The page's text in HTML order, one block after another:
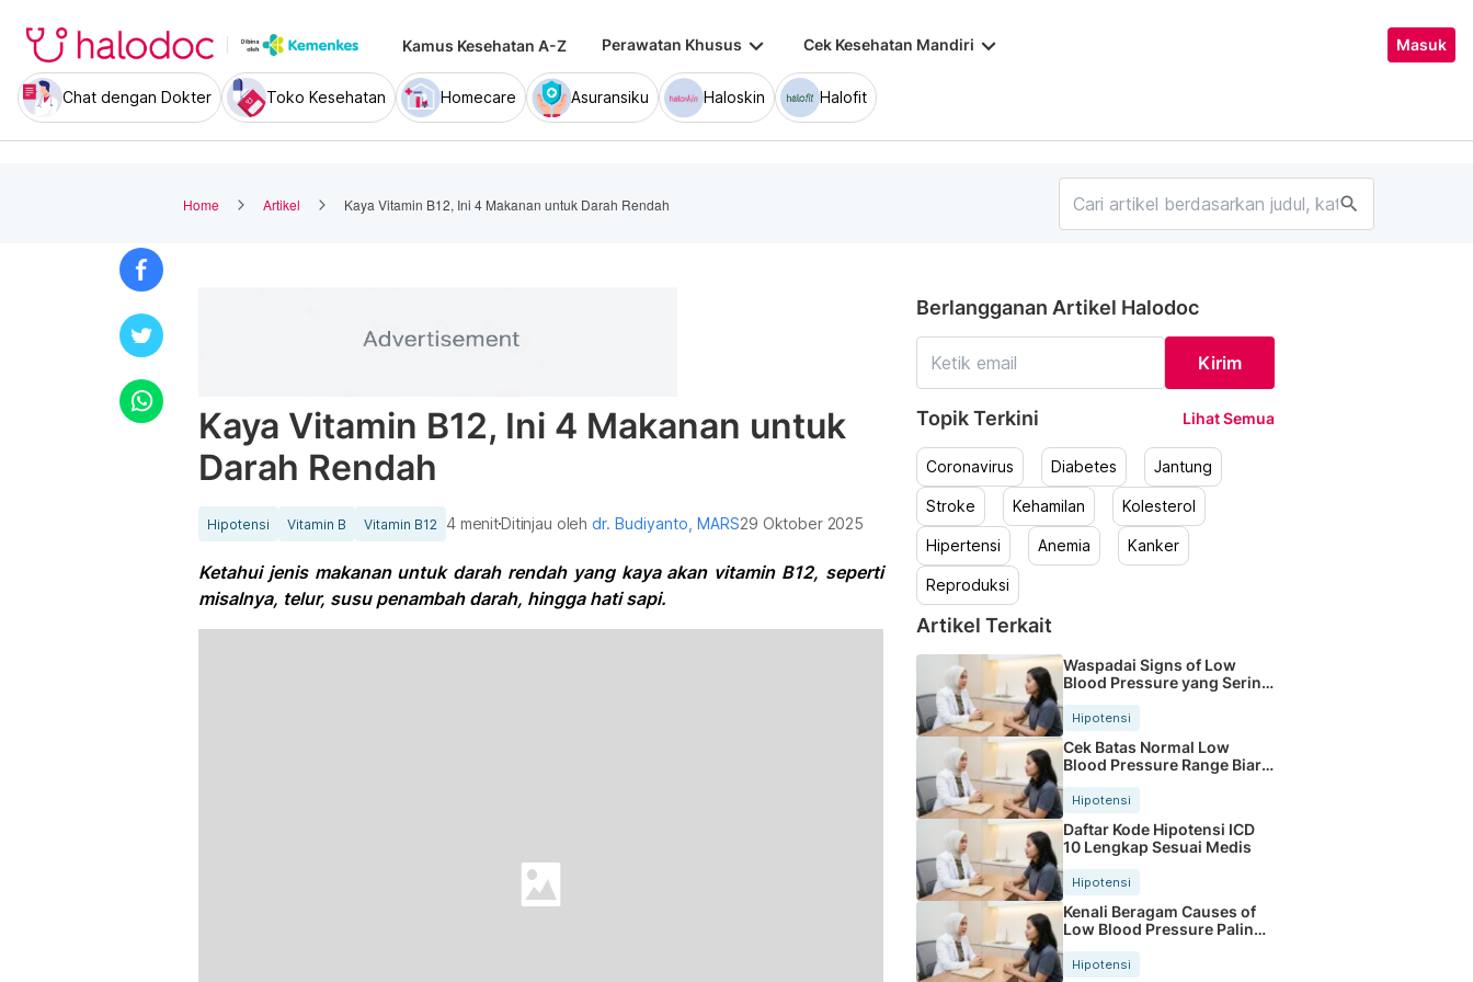
Kamus Kesehatan A-Z Perawatan Khusus keyboard_arrow_down Cek Kesehatan Mandiri keyboard_arrow_down Masuk
Chat dengan Dokter Toko Kesehatan Homecare Asuransiku Haloskin Halofit
Home Artikel Kaya Vitamin B12, Ini 4 Makanan untuk Darah Rendah search
Kaya Vitamin B12, Ini 4 Makanan untuk
Darah Rendah
Hipotensi Vitamin B Vitamin B12 4 menitDitinjau olehdr. Budiyanto, MARS29 Oktober 2025
Ketahui jenis makanan untuk darah rendah yang kaya akan vitamin B12, seperti
misalnya, telur, susu penambah darah, hingga hati sapi.
Berlangganan Artikel Halodoc
Kirim
Topik Terkini Lihat Semua
Coronavirus Diabetes Jantung
Stroke Kehamilan Kolesterol
Hipertensi Anemia Kanker
Reproduksi
Artikel Terkait
Waspadai Signs of Low
Blood Pressure yang Sering
Hipotensi
Cek Batas Normal Low
Blood Pressure Range Biar
Hipotensi
Daftar Kode Hipotensi ICD
10 Lengkap Sesuai Medis
Hipotensi
Kenali Beragam Causes of
Low Blood Pressure Paling
Hipotensi